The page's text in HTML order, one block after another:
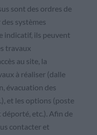
sont des ordres de
systèmes
indicatif, ils peuvent
travaux
au site, la
à réaliser (dalle
évacuation des
et les options (poste
déporté, etc.). Afin de
contacter et